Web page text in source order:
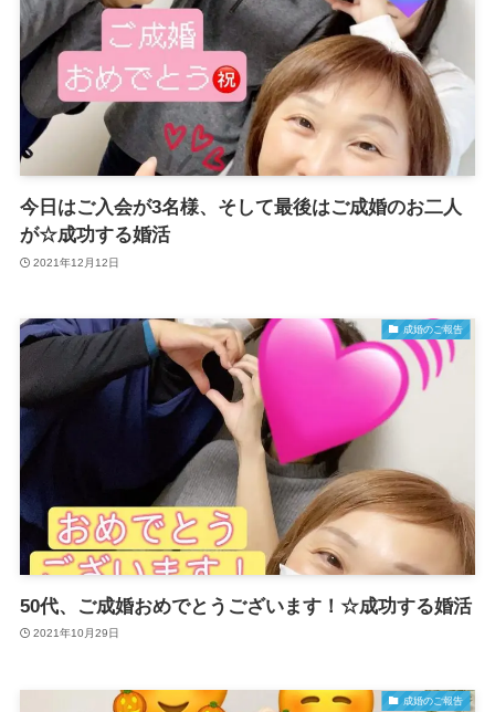
今日はご入会が3名様、そして最後はご成婚のお二人
が☆成功する婚活
2021年12月12日
成婚のご報告
50代、ご成婚おめでとうございます！☆成功する婚活
2021年10月29日
成婚のご報告